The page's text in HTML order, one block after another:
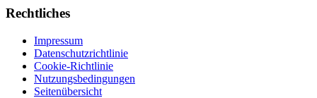
Rechtliches
Impressum
Datenschutzrichtlinie
Cookie-Richtlinie
Nutzungsbedingungen
Seitenübersicht